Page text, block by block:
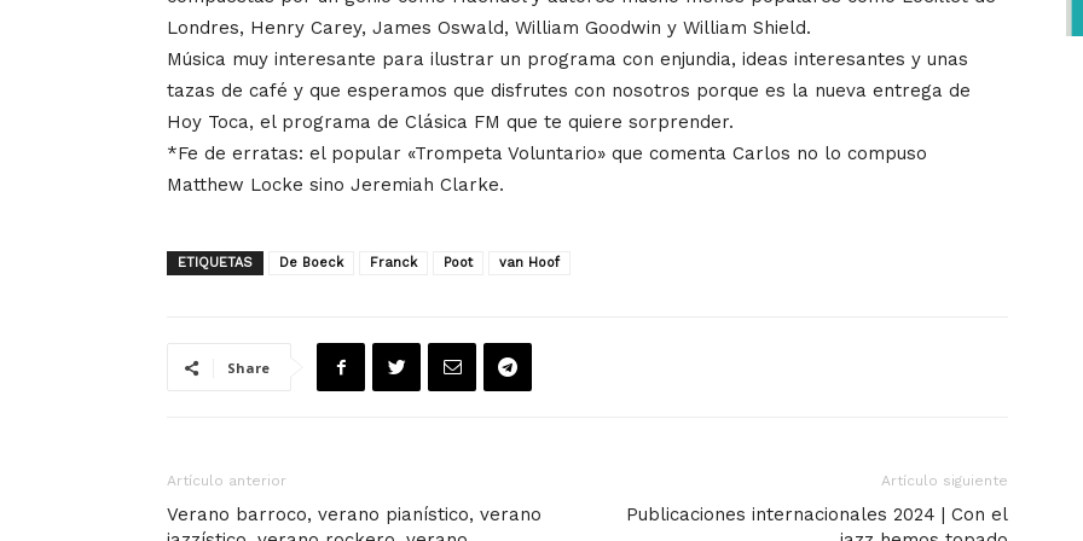
Londres, Henry Carey, James Oswald, William Goodwin y William Shield.
Música muy interesante para ilustrar un programa con enjundia, ideas interesantes y unas
tazas de café y que esperamos que disfrutes con nosotros porque es la nueva entrega de
Hoy Toca, el programa de Clásica FM que te quiere sorprender.
*Fe de erratas: el popular «Trompeta Voluntario» que comenta Carlos no lo compuso
Matthew Locke sino Jeremiah Clarke.
ETIQUETAS De Boeck Franck Poot van Hoof
Share
Artículo anterior
Verano barroco, verano pianístico, verano
Artículo siguiente
Publicaciones internacionales 2024 | Con el